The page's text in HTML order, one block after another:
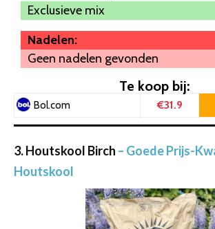
Exclusieve mix
Nadelen:
Geen nadelen gevonden
Te koop bij:
Bol.com €31.9
3. Houtskool Birch – Goede Prijs-
Houtskool